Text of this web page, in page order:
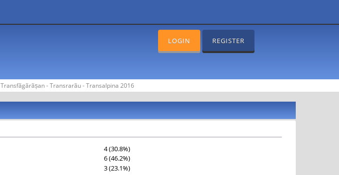
LOGIN REGISTER
Transfãgãrãșan - Transrarãu - Transalpina 2016
4 (30.8%)
6 (46.2%)
3 (23.1%)